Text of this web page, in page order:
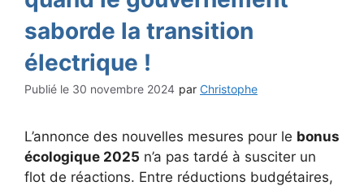
saborde la transition
électrique !
30 novembre 2024 par Christophe
L’annonce des nouvelles mesures pour le bonus
écologique 2025 n’a pas tardé à susciter un
flot de réactions. Entre réductions budgétaires,